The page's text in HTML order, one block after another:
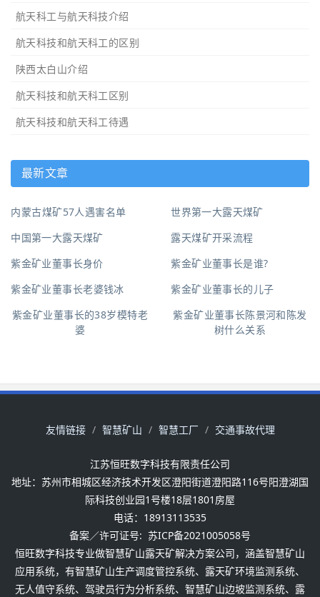
航天科工与航天科技介绍
航天科技和航天科工的区别
陕西太白山介绍
航天科技和航天科工区别
航天科技和航天科工待遇
最新文章
内蒙古煤矿57人遇害名单
世界第一大露天煤矿
中国第一大露天煤矿
露天煤矿开采流程
紫金矿业董事长身价
紫金矿业董事长是谁?
紫金矿业董事长老婆钱冰
紫金矿业董事长的儿子
紫金矿业董事长的38岁模特老
婆
紫金矿业董事长陈景河和陈发
树什么关系
友情链接 智慧矿山 智慧工厂 交通事故代理
江苏恒旺数字科技有限责任公司
地址：苏州市相城区经济技术开发区澄阳街道澄阳路116号阳澄湖国
际科技创业园1号楼18层1801房屋
电话：18913113535
备案／许可证号: 苏ICP备2021005058号
恒旺数字科技专业做智慧矿山露天矿解决方案公司，涵盖智慧矿山
应用系统，有智慧矿山生产调度管控系统、露天矿环境监测系统、
无人值守系统、驾驶员行为分析系统、智慧矿山边坡监测系统、露